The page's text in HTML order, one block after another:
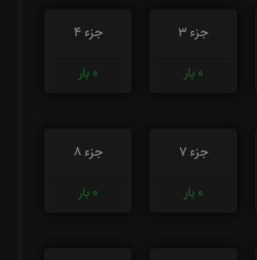
جزء 3
0 بار
جزء 4
0 بار
جزء 7
0 بار
جزء 8
0 بار